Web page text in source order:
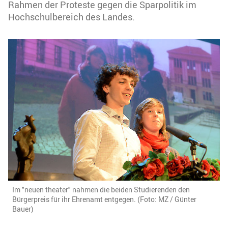
Rahmen der Proteste gegen die Sparpolitik im
Hochschulbereich des Landes.
Im "neuen theater" nahmen die beiden Studierenden den
Bürgerpreis für ihr Ehrenamt entgegen. (Foto: MZ / Günter
Bauer)